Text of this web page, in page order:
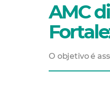
AMC
O objetivo é